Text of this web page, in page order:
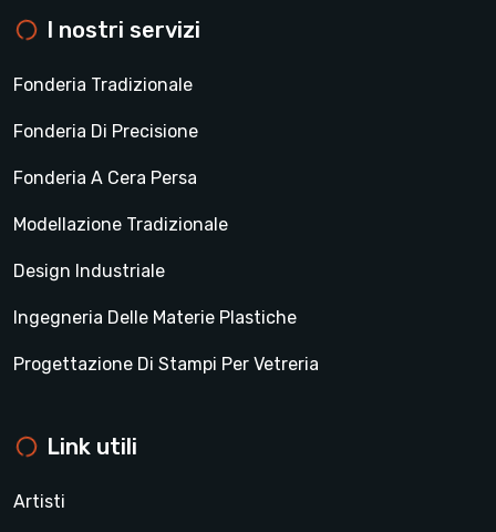
I nostri servizi
Fonderia Tradizionale
Fonderia Di Precisione
Fonderia A Cera Persa
Modellazione Tradizionale
Design Industriale
Ingegneria Delle Materie Plastiche
Progettazione Di Stampi Per Vetreria
Link utili
Artisti